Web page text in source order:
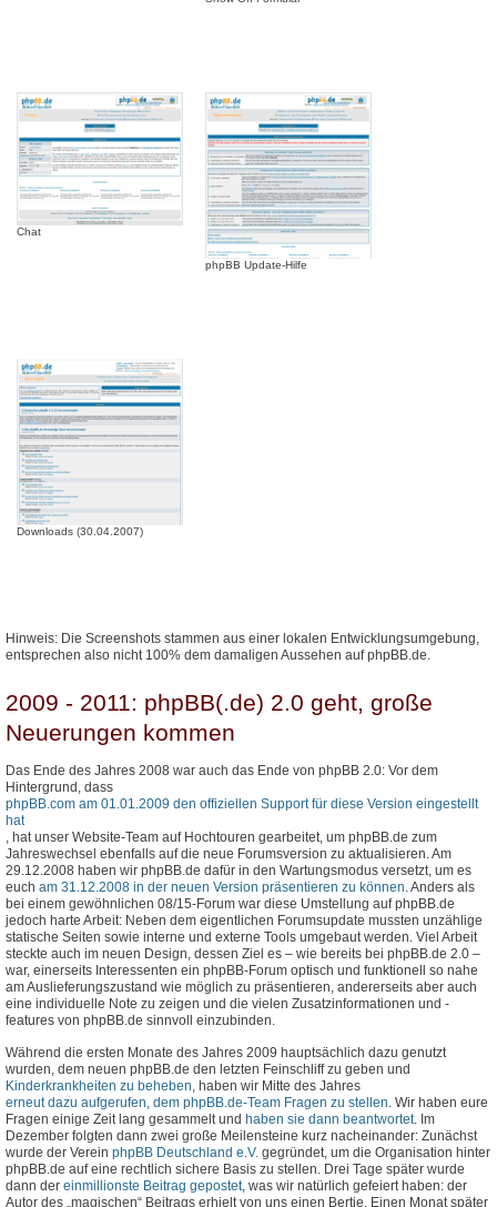
Chat
phpBB Update-Hilfe
Downloads (30.04.2007)
Hinweis: Die Screenshots stammen aus einer lokalen Entwicklungsumgebung,
entsprechen also nicht 100% dem damaligen Aussehen auf phpBB.de.
2009 - 2011: phpBB(.de) 2.0 geht, große
Neuerungen kommen
Das Ende des Jahres 2008 war auch das Ende von phpBB 2.0: Vor dem
Hintergrund, dass
phpBB.com am 01.01.2009 den offiziellen Support für diese Version eingestellt
hat
, hat unser Website-Team auf Hochtouren gearbeitet, um phpBB.de zum
Jahreswechsel ebenfalls auf die neue Forumsversion zu aktualisieren. Am
29.12.2008 haben wir phpBB.de dafür in den Wartungsmodus versetzt, um es
euch am 31.12.2008 in der neuen Version präsentieren zu können. Anders als
bei einem gewöhnlichen 08/15-Forum war diese Umstellung auf phpBB.de
jedoch harte Arbeit: Neben dem eigentlichen Forumsupdate mussten unzählige
statische Seiten sowie interne und externe Tools umgebaut werden. Viel Arbeit
steckte auch im neuen Design, dessen Ziel es – wie bereits bei phpBB.de 2.0 –
war, einerseits Interessenten ein phpBB-Forum optisch und funktionell so nahe
am Auslieferungszustand wie möglich zu präsentieren, andererseits aber auch
eine individuelle Note zu zeigen und die vielen Zusatzinformationen und -
features von phpBB.de sinnvoll einzubinden.
Während die ersten Monate des Jahres 2009 hauptsächlich dazu genutzt
wurden, dem neuen phpBB.de den letzten Feinschliff zu geben und
Kinderkrankheiten zu beheben, haben wir Mitte des Jahres
erneut dazu aufgerufen, dem phpBB.de-Team Fragen zu stellen. Wir haben eure
Fragen einige Zeit lang gesammelt und haben sie dann beantwortet. Im
Dezember folgten dann zwei große Meilensteine kurz nacheinander: Zunächst
wurde der Verein phpBB Deutschland e.V. gegründet, um die Organisation hinter
phpBB.de auf eine rechtlich sichere Basis zu stellen. Drei Tage später wurde
dann der einmillionste Beitrag gepostet, was wir natürlich gefeiert haben: der
Autor des „magischen“ Beitrags erhielt von uns einen Bertie. Einen Monat später